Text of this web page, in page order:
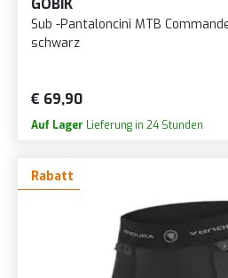
GOBIK
Sub -Pantaloncini MTB
schwarz
€ 69,90
Auf Lager Lieferung in 24 Stunden
Rabatt